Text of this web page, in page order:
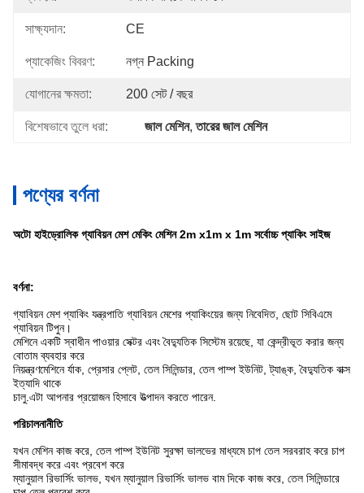
সাক্ষ্যদান: CE
প্যাকেজিং বিবরণ: নগ্ন Packing
যোগানের ক্ষমতা: 200 সেট / বছর
বিশেষভাবে তুলে ধরা: জাল মেশিন, তারের জাল মেশিন
পণ্যের বর্ণনা
অটো হাইড্রোলিক গ্যাবিয়ন মেশ মেকিং মেশিন 2m x1m x 1m সর্বোচ্চ প্যাকিং সাইজ
বর্ণনা:
গ্যাবিয়ন মেশ প্যাকিং যন্ত্রপাতি গ্যাবিয়ন মেশের প্যাকিংয়ের জন্য নিবেদিত, ছোট সিবিএমে
গ্যাবিয়ন টিপুন।
মেশিনে একটি স্বাধীন পাওয়ার সেক্টর এবং বৈদ্যুতিক সিস্টেম রয়েছে, যা কেন্দ্রীভূত করার জন্য
বোতাম ব্যবহার করে
নিয়ন্ত্রণমেশিনে র্যাক, প্রেসার প্লেট, তেল সিলিন্ডার, তেল পাম্প ইউনিট, ট্যাঙ্ক, বৈদ্যুতিক বাক্স
ইত্যাদি থাকে
চালু.এটা আপনার প্রয়োজন হিসাবে উত্পাদন করতে পারেন.
পরিচালনানীতি
যখন মেশিন কাজ করে, তেল পাম্প ইউনিট সুরক্ষা ভালভের মাধ্যমে চাপ তেল সরবরাহ করে চাপ
সীমাবদ্ধ করে এবং প্রবেশ করে
ম্যানুয়াল রিভার্সিং ভালভ, যখন ম্যানুয়াল রিভার্সিং ভালভ বাম দিকে কাজ করে, তেল সিলিন্ডারে